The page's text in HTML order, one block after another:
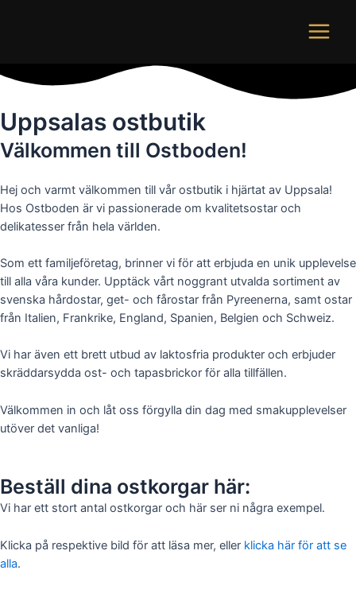
Uppsalas ostbutik
Välkommen till Ostboden!
Hej och varmt välkommen till vår ostbutik i hjärtat av Uppsala!
Hos Ostboden är vi passionerade om kvalitetsostar och
delikatesser från hela världen.
Som ett familjeföretag, brinner vi för att erbjuda en unik upplevelse
till alla våra kunder. Upptäck vårt noggrant utvalda sortiment av
svenska hårdostar, get- och fårostar från Pyreenerna, samt ostar
från Italien, Frankrike, England, Spanien, Belgien och Schweiz.
Vi har även ett brett utbud av laktosfria produkter och erbjuder
skräddarsydda ost- och tapasbrickor för alla tillfällen.
Välkommen in och låt oss förgylla din dag med smakupplevelser
utöver det vanliga!
Beställ dina ostkorgar här:
Vi har ett stort antal ostkorgar och här ser ni några exempel.
Klicka på respektive bild för att läsa mer, eller klicka här för att se
alla.